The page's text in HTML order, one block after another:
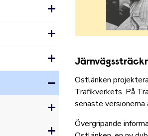
Ostlänken
Trafikverkets. På
senaste versionerna
Övergripande